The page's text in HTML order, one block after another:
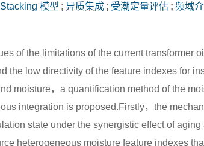
Stacking 模型 ; 异质集成 ; 受潮定量评估 ; 频域
of the limitations of the current transformer
the low directivity of the feature indexes for
moisture，a quantification method of the
integration is proposed.Firstly，the
state under the synergistic effect of
heterogeneous moisture feature indexes